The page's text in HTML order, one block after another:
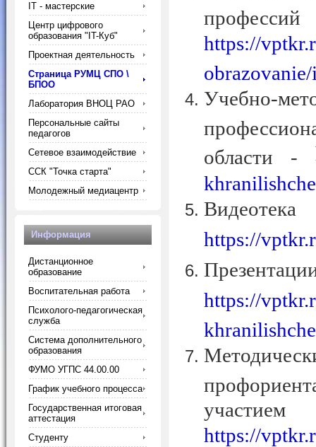
https://
Учебно-
области -
https://
https://
https://
IT - мастерские
Центр цифрового
образования "IT-Куб"
Проектная деятельность
Страница РУМЦ СПО \
БПОО
Лаборатория ВНОЦ РАО
Персональные сайты
педагогов
Сетевое взаимодействие
ССК "Точка старта"
Молодежный медиацентр
Информация
Дистанционное
образование
Воспитательная работа
Психолого-педагогическая
служба
Система дополнительного
образования
ФУМО УГПС 44.00.00
График учебного процесса
Государственная итоговая
аттестация
Студенту